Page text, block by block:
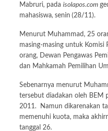
Mabruri, pada isolapos.com
mahasiswa, senin (28/11).
Menurut Muhammad, 25
masing-masing untuk Komisi
orang, Dewan Pengawas
dan Mahkamah Pemilihan
Sebenarnya menurut
tersebut diadakan oleh BEM
2011. Namun dikarenakan
memenuhi kuota, maka
tanggal 26.